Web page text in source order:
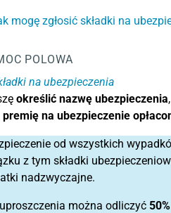
mogę zgłosić składki na
POLOWA
na ubezpieczenia
określić nazwę ubezpieczenia
premię na ubezpieczenie
od wszystkich
z tym składki
nadzwyczajne.
można odliczyć